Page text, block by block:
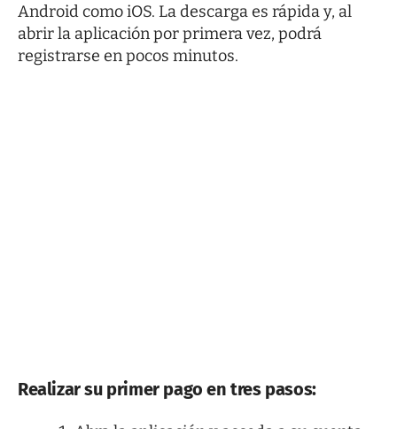
Android como iOS. La descarga es rápida y, al
abrir la aplicación por primera vez, podrá
registrarse en pocos minutos.
Realizar su primer pago en tres pasos: